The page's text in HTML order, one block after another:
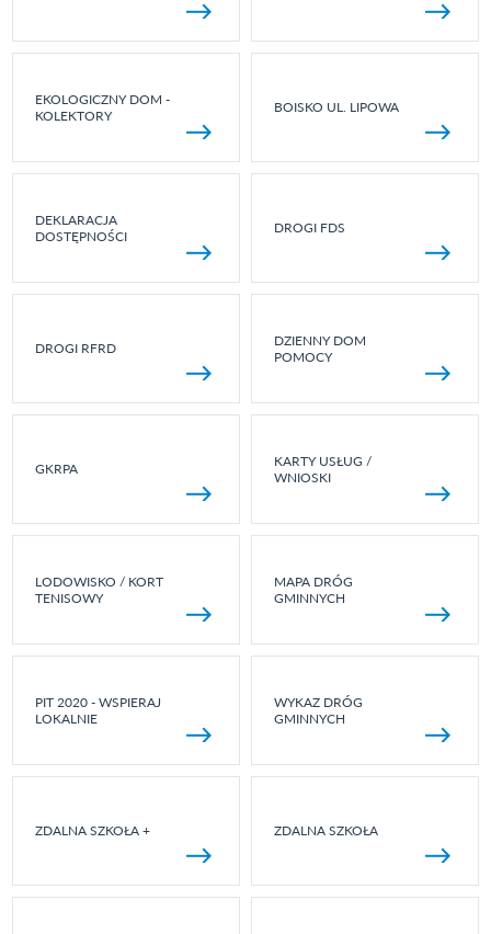
EKOLOGICZNY DOM -
KOLEKTORY
BOISKO UL. LIPOWA
DEKLARACJA
DOSTĘPNOŚCI
DROGI FDS
DROGI RFRD
DZIENNY DOM
POMOCY
GKRPA
KARTY USŁUG /
WNIOSKI
LODOWISKO / KORT
TENISOWY
MAPA DRÓG
GMINNYCH
PIT 2020 - WSPIERAJ
LOKALNIE
WYKAZ DRÓG
GMINNYCH
ZDALNA SZKOŁA + ZDALNA SZKOŁA